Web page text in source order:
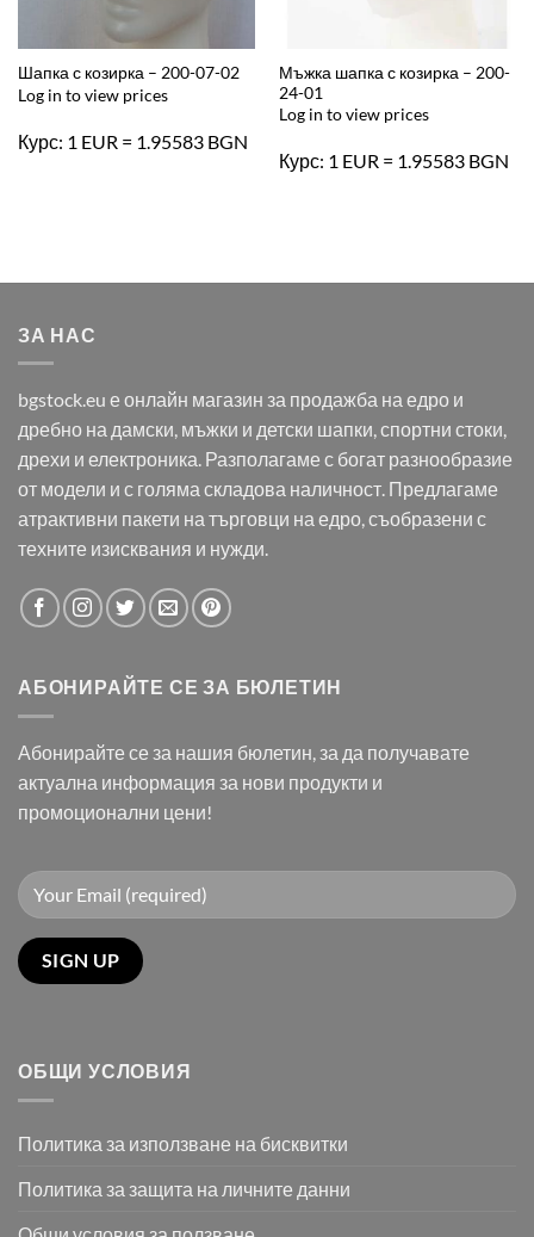
Шапка с козирка – 200-07-02
Log in to view prices
Курс: 1 EUR = 1.95583 BGN
Мъжка шапка с козирка – 200-
24-01
Log in to view prices
Курс: 1 EUR = 1.95583 BGN
ЗА НАС
bgstock.eu е онлайн магазин за продажба на едро и
дребно на дамски, мъжки и детски шапки, спортни стоки,
дрехи и електроника. Разполагаме с богат разнообразие
от модели и с голяма складова наличност. Предлагаме
атрактивни пакети на търговци на едро, съобразени с
техните изисквания и нужди.
АБОНИРАЙТЕ СЕ ЗА БЮЛЕТИН
Абонирайте се за нашия бюлетин, за да получавате
актуална информация за нови продукти и
промоционални цени!
ОБЩИ УСЛОВИЯ
Политика за използване на бисквитки
Политика за защита на личните данни